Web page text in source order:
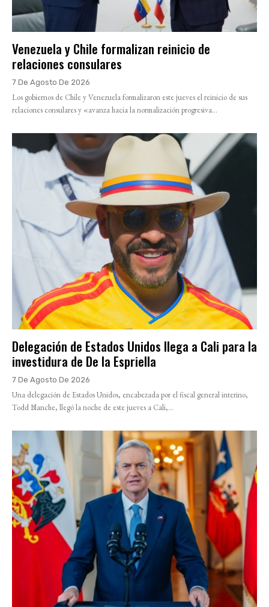
Venezuela y Chile formalizan reinicio de
relaciones consulares
7 De Agosto De 2026
Los gobiernos de Chile y Venezuela formalizaron este jueves el reinicio de sus
relaciones consulares y «avanza hacia la normalización progresiva...
Delegación de Estados Unidos llega a Cali para la
investidura de De la Espriella
7 De Agosto De 2026
Una delegación de Estados Unidos, encabezada por el fiscal general interino,
Todd Blanche, llegó la noche de este jueves a Cali,...